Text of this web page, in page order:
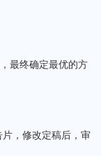
最终确定最优的方
，修改定稿后，审